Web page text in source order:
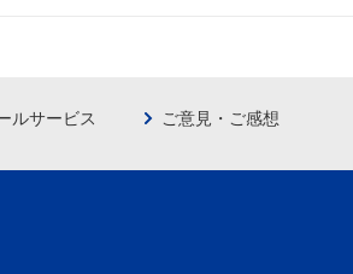
ルサービス ご意見・ご感想